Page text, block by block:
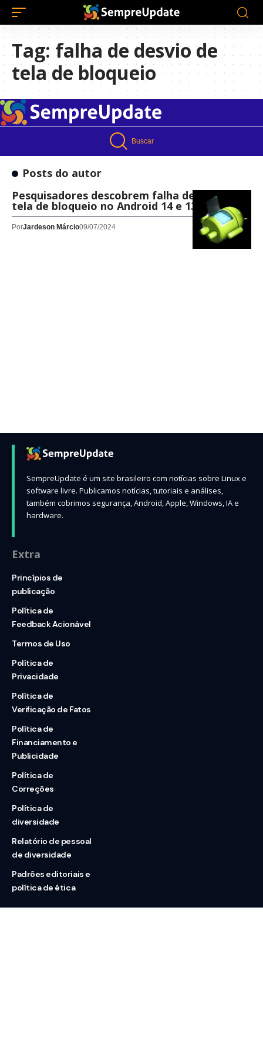
Tag: falha de desvio de
tela de bloqueio
Buscar
Posts do autor
Pesquisadores descobrem falha de desvio da
tela de bloqueio no Android 14 e 13
PorJardeson Márcio09/07/2024
SempreUpdate é um site brasileiro com notícias sobre Linux e
software livre. Publicamos notícias, tutoriais e análises,
também cobrimos segurança, Android, Apple, Windows, IA e
hardware.
Extra
Princípios de
publicação
Política de
Feedback Acionável
Termos de Uso
Política de
Privacidade
Política de
Verificação de Fatos
Política de
Financiamento e
Publicidade
Política de
Correções
Política de
diversidade
Relatório de pessoal
de diversidade
Padrões editoriais e
política de ética